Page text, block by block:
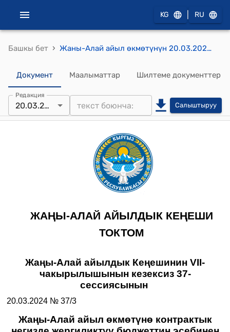
KG RU
Башкы бет › Жаны-Алай айыл өкмөтүнүн 20.03.2024 №37/3 Жаңы-Алай айыл өкмөтүнө контрактык негизде жергиликтүү бюджеттин эсебинен штаттык бирдиктерди киргизүү жөнүндө токтому
Документ Маалыматтар Шилтеме документтер
Редакция
20.03.2024 Салыштыруу